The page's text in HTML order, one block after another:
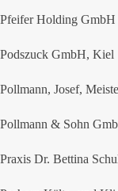
Pfeifer Holding
Podszuck GmbH, Kiel
Pollmann, Josef,
Pollmann & Sohn
Praxis Dr. Bettina